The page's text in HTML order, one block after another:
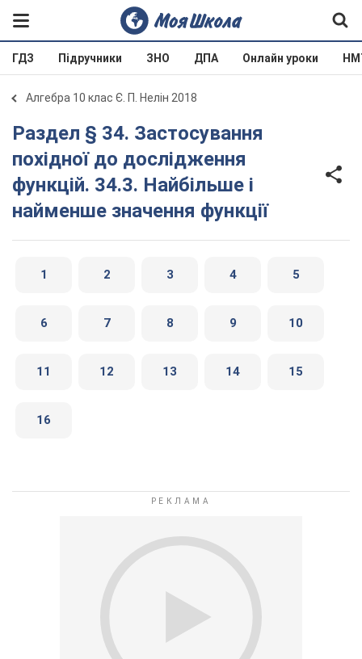
ГДЗ Підручники ЗНО ДПА Онлайн уроки
Алгебра 10 клас Є. П. Нелін 2018
Раздел § 34. Застосування
похідної до дослідження
функцій. 34.3. Найбільше і
найменше значення функції
1 2 3 4 5
6 7 8 9 10
11 12 13 14 15
16